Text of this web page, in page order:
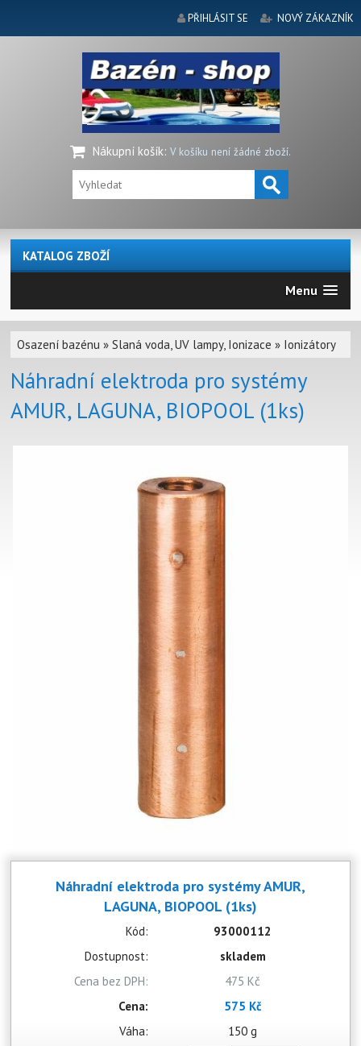
PŘIHLÁSIT SE NOVÝ ZÁKAZNÍK
Nákupní košík: V košíku není žádné zboží.
KATALOG ZBOŽÍ
Menu
Osazení bazénu »Slaná voda, UV lampy, Ionizace » Ionizátory
Náhradní elektroda pro systémy
AMUR, LAGUNA, BIOPOOL (1ks)
Náhradní elektroda pro systémy AMUR,
LAGUNA, BIOPOOL (1ks)
Kód:
93000112
Dostupnost:
skladem
Cena bez DPH:
475 Kč
Cena:
575 Kč
Váha:
150 g